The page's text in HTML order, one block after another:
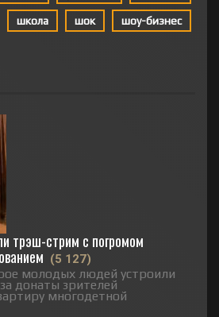
школа шок шоу-бизнес
трэш-стрим с погромом
(5 127)
молодых людей устроили
донаты зрителей
многодетной